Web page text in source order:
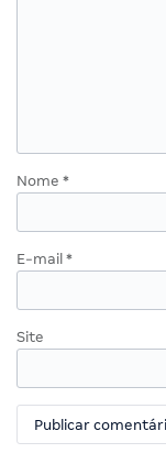
Nome *
E-mail *
Site